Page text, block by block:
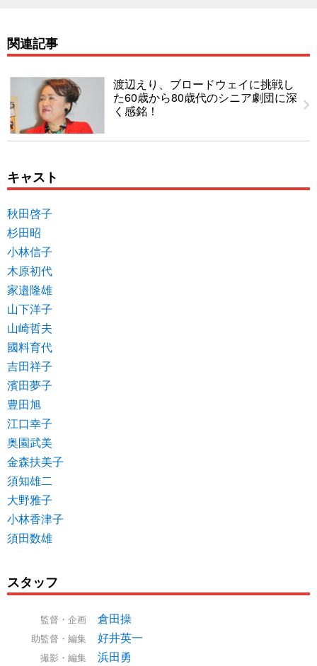
関連記事
渡辺えり、ブロードウェイに挑戦し
た60歳から80歳代のシニア劇団に深
く感銘！
キャスト
秋田啓子
杉田昭
小林信子
木原初代
家邉隆雄
山下洋子
山崎哲夫
國料育代
吉田祥子
濱田夢子
豊田旭
江口幸子
奥園武美
金森扶美子
須知雄二
大野雅子
小林香津子
須田数雄
スタッフ
監督・企画 倉田操
助監督・編集 好井英一
撮影・編集
浜田勇